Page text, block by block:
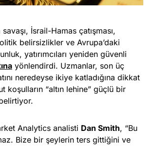
İsrail-Hamas çatışması,
belirsizlikler ve Avrupa’daki
yatırımcıları yeniden güvenli
yönlendirdi. Uzmanlar, son üç
neredeyse ikiye katladığına dikkat
koşulların “altın lehine” güçlü bir
Analytics analisti Dan Smith, “Bu
Bize bir şeylerin ters gittiğini ve